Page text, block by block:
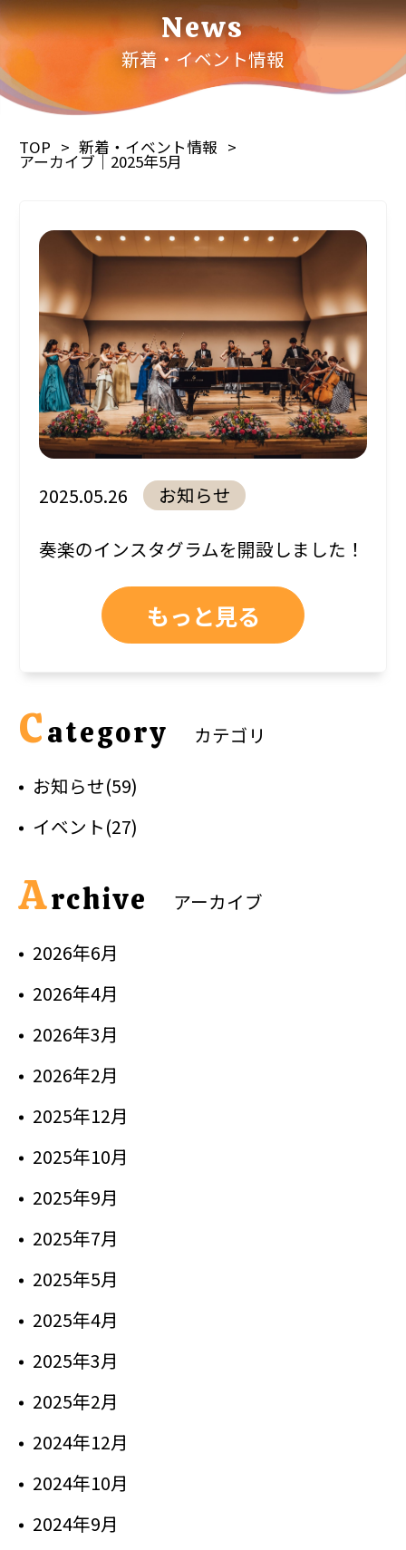
News
新着・イベント情報
TOP 新着・イベント情報
アーカイブ｜2025年5月
2025.05.26 お知らせ
奏楽のインスタグラムを開設しました！
もっと見る
Category
カテゴリ
お知らせ(59)
イベント(27)
Archive
アーカイブ
2026年6月
2026年4月
2026年3月
2026年2月
2025年12月
2025年10月
2025年9月
2025年7月
2025年5月
2025年4月
2025年3月
2025年2月
2024年12月
2024年10月
2024年9月